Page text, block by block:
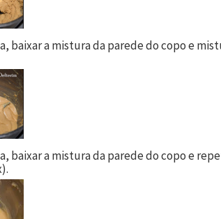
baixar a mistura da parede do copo e
baixar a mistura da parede do copo e